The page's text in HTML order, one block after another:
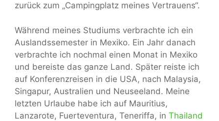
zurück zum „Campingplatz meines Vertrauens“.
Während meines Studiums verbrachte ich ein
Auslandssemester in Mexiko. Ein Jahr danach
verbrachte ich nochmal einen Monat in Mexiko
und bereiste das ganze Land. Später reiste ich
auf Konferenzreisen in die USA, nach Malaysia,
Singapur, Australien und Neuseeland. Meine
letzten Urlaube habe ich auf Mauritius,
Lanzarote, Fuerteventura, Teneriffa, in Thailand